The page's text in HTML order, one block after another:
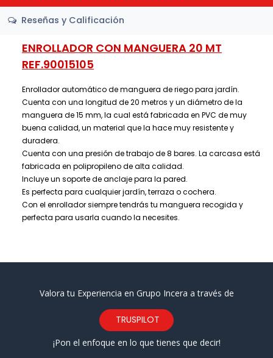
Reseñas y Calificación
ENROLLADOR CON MANGUERA 20 MT
REF.90015105
Enrollador automático de manguera de riego para jardín.
Cuenta con una longitud de 20 metros y un diámetro de la
manguera de 15 mm, la cual está fabricada en PVC de muy
buena calidad, un material que la hace muy resistente y
duradera.
Cuenta con una presión de trabajo de 8 bares. La carcasa está
fabricada en polipropileno de alta calidad.
Incluye un soporte de anclaje para la pared.
Es perfecta para cualquier jardín, terraza o cochera.
Con el enrollador siempre tendrás tu manguera recogida y
perfecta para usarla cuando la necesites.
Valora tu Experiencia en Grupo Incera a través de
TRUSPILOT
¡Pon el enfoque en lo que tienes que decir!